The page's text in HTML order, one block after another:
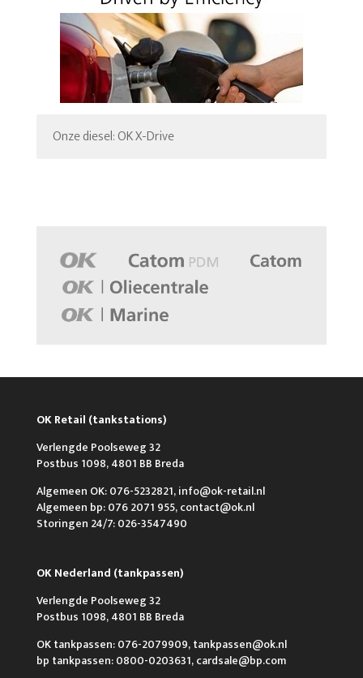
Onze diesel: OK X-Drive
OK Retail (tankstations)
Verlengde Poolseweg 32
Postbus 1098, 4801 BB Breda
Algemeen OK: 076-5232821, info@ok-retail.nl
Algemeen bp: 076 2071 955, contact@ok.nl
Storingen 24/7: 026-3547490
OK Nederland (tankpassen)
Verlengde Poolseweg 32
Postbus 1098, 4801 BB Breda
OK tankpassen: 076-2079909, tankpassen@ok.nl
bp tankpassen: 0800-0203631, cardsale@bp.com